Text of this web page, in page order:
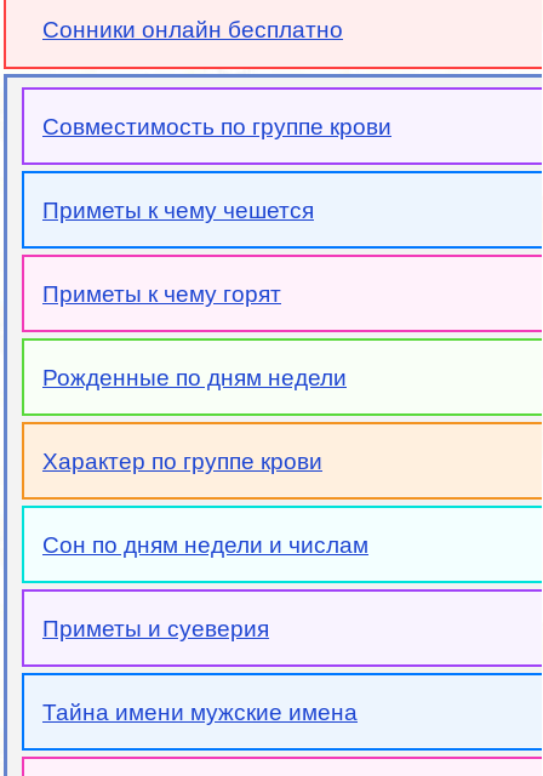
Сонники онлайн бесплатно
Совместимость по группе крови
Приметы к чему чешется
Приметы к чему горят
Рожденные по дням недели
Характер по группе крови
Сон по дням недели и числам
Приметы и суеверия
Тайна имени мужские имена